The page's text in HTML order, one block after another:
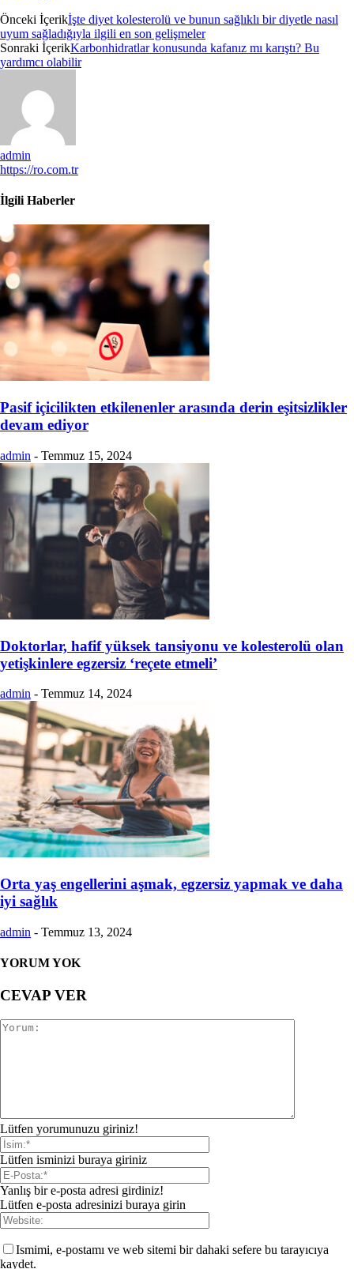
Önceki İçerikİşte diyet kolesterolü ve bunun sağlıklı bir diyetle nasıl
uyum sağladığıyla ilgili en son gelişmeler
Sonraki İçerikKarbonhidratlar konusunda kafanız mı karıştı? Bu
yardımcı olabilir
admin
https://ro.com.tr
İlgili Haberler
Pasif içicilikten etkilenenler arasında derin eşitsizlikler
devam ediyor
admin - Temmuz 15, 2024
Doktorlar, hafif yüksek tansiyonu ve kolesterolü olan
yetişkinlere egzersiz ‘reçete etmeli’
admin - Temmuz 14, 2024
Orta yaş engellerini aşmak, egzersiz yapmak ve daha
iyi sağlık
admin - Temmuz 13, 2024
YORUM YOK
CEVAP VER
Lütfen yorumunuzu giriniz!
Lütfen isminizi buraya giriniz
Yanlış bir e-posta adresi girdiniz!
Lütfen e-posta adresinizi buraya girin
Ismimi, e-postamı ve web sitemi bir dahaki sefere bu tarayıcıya
kaydet.